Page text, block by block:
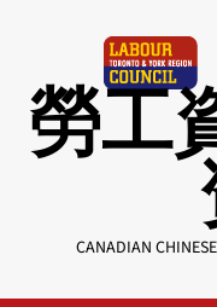
勞工
CANADIAN
USW工